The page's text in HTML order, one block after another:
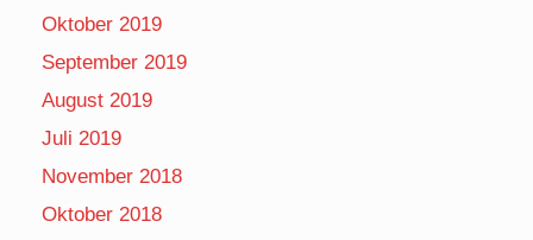
Oktober 2019
September 2019
August 2019
Juli 2019
November 2018
Oktober 2018